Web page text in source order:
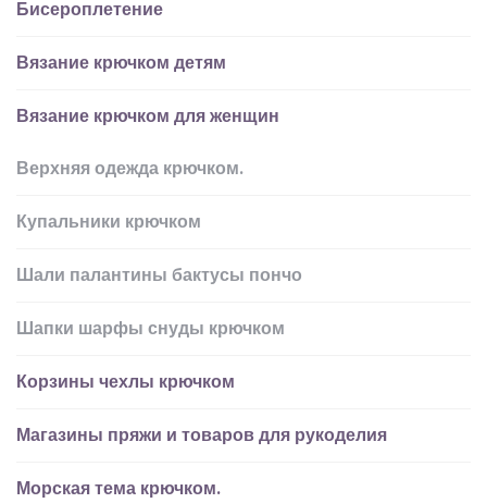
Бисероплетение
Вязание крючком детям
Вязание крючком для женщин
Верхняя одежда крючком.
Купальники крючком
Шали палантины бактусы пончо
Шапки шарфы снуды крючком
Корзины чехлы крючком
Магазины пряжи и товаров для рукоделия
Морская тема крючком.